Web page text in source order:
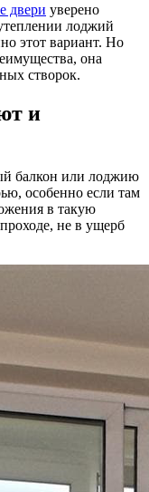
двери уверено
лоджий
этот вариант. Но
она
створок.
и
балкон или лоджию
особенно если там
в такую
не в ущерб